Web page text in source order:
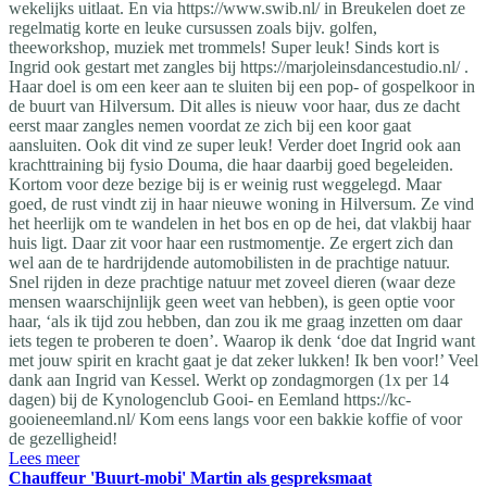
wekelijks uitlaat. En via https://www.swib.nl/ in Breukelen doet ze
regelmatig korte en leuke cursussen zoals bijv. golfen,
theeworkshop, muziek met trommels! Super leuk! Sinds kort is
Ingrid ook gestart met zangles bij https://marjoleinsdancestudio.nl/ .
Haar doel is om een keer aan te sluiten bij een pop- of gospelkoor in
de buurt van Hilversum. Dit alles is nieuw voor haar, dus ze dacht
eerst maar zangles nemen voordat ze zich bij een koor gaat
aansluiten. Ook dit vind ze super leuk! Verder doet Ingrid ook aan
krachttraining bij fysio Douma, die haar daarbij goed begeleiden.
Kortom voor deze bezige bij is er weinig rust weggelegd. Maar
goed, de rust vindt zij in haar nieuwe woning in Hilversum. Ze vind
het heerlijk om te wandelen in het bos en op de hei, dat vlakbij haar
huis ligt. Daar zit voor haar een rustmomentje. Ze ergert zich dan
wel aan de te hardrijdende automobilisten in de prachtige natuur.
Snel rijden in deze prachtige natuur met zoveel dieren (waar deze
mensen waarschijnlijk geen weet van hebben), is geen optie voor
haar, ‘als ik tijd zou hebben, dan zou ik me graag inzetten om daar
iets tegen te proberen te doen’. Waarop ik denk ‘doe dat Ingrid want
met jouw spirit en kracht gaat je dat zeker lukken! Ik ben voor!’ Veel
dank aan Ingrid van Kessel. Werkt op zondagmorgen (1x per 14
dagen) bij de Kynologenclub Gooi- en Eemland https://kc-
gooieneemland.nl/ Kom eens langs voor een bakkie koffie of voor
de gezelligheid!
Lees meer
Chauffeur 'Buurt-mobi' Martin als gespreksmaat